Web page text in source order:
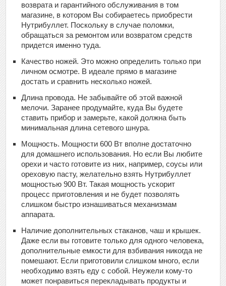
возврата и гарантийного обслуживания в том
магазине, в котором Вы собираетесь приобрести
Нутрибуллет. Поскольку в случае поломки,
обращаться за ремонтом или возвратом средств
придется именно туда.
Качество ножей. Это можно определить только при
личном осмотре. В идеале прямо в магазине
достать и сравнить несколько ножей.
Длина провода. Не забывайте об этой важной
мелочи. Заранее продумайте, куда Вы будете
ставить прибор и замерьте, какой должна быть
минимальная длина сетевого шнура.
Мощность. Мощности 600 Вт вполне достаточно
для домашнего использования. Но если Вы любите
орехи и часто готовите из них, например, соусы или
ореховую пасту, желательно взять Нутрибуллет
мощностью 900 Вт. Такая мощность ускорит
процесс приготовления и не будет позволять
слишком быстро изнашиваться механизмам
аппарата.
Наличие дополнительных стаканов, чаш и крышек.
Даже если вы готовите только для одного человека,
дополнительные емкости для взбивания никогда не
помешают. Если приготовили слишком много, если
необходимо взять еду с собой. Неужели кому-то
может понравиться перекладывать продукты и